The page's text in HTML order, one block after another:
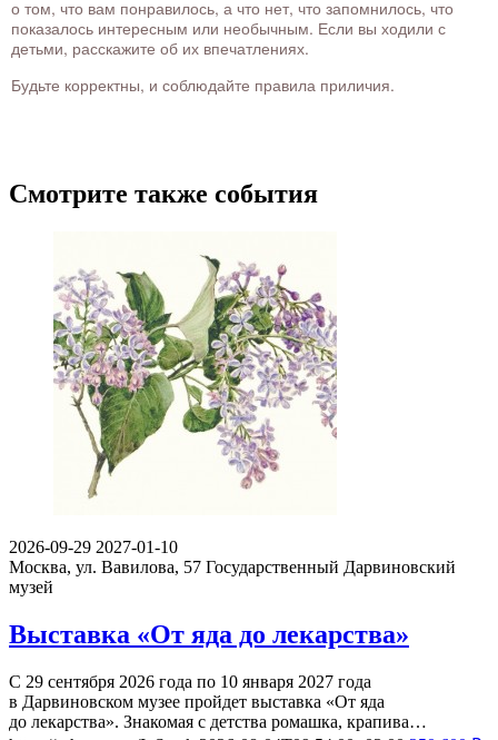
о том, что вам понравилось, а что нет, что запомнилось, что
показалось интересным или необычным. Если вы ходили с
детьми, расскажите об их впечатлениях.
Будьте корректны, и соблюдайте правила приличия.
Смотрите также события
2026-09-29 2027-01-10
Москва, ул. Вавилова, 57 Государственный Дарвиновский
музей
Выставка «От яда до лекарства»
С 29 сентября 2026 года по 10 января 2027 года
в Дарвиновском музее пройдет выставка «От яда
до лекарства». Знакомая с детства ромашка, крапива…